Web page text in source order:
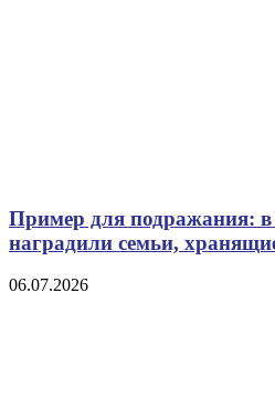
Пример для подражания:
наградили семьи,
06.07.2026